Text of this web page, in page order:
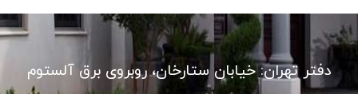
دفتر تهران: خیابان ستارخان، روبروی برق آلستوم